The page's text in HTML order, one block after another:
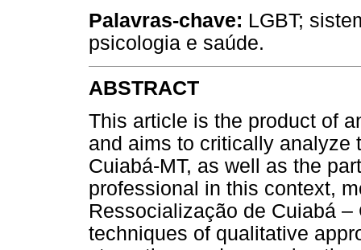
Palavras-chave: LGBT;
psicologia e saúde.
ABSTRACT
This article is the product of
and aims to critically analyze
Cuiabá-MT, as well as the
professional in this context,
Ressocialização de Cuiabá
techniques of qualitative